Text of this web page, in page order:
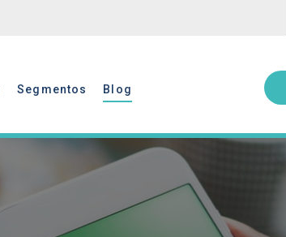
Segmentos Blog